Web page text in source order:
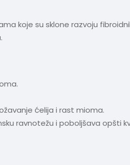
koje su sklone razvoju
ćelija i rast mioma.
ravnotežu i poboljšava opšti